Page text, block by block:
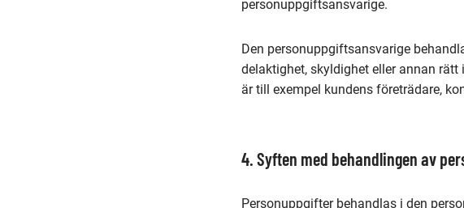
personuppgiftsansvarige.
Den personuppgiftsansvarige
delaktighet, skyldighet eller annan
är till exempel kundens företrädare,
4. Syften med behandlingen av
Personuppgifter behandlas i den